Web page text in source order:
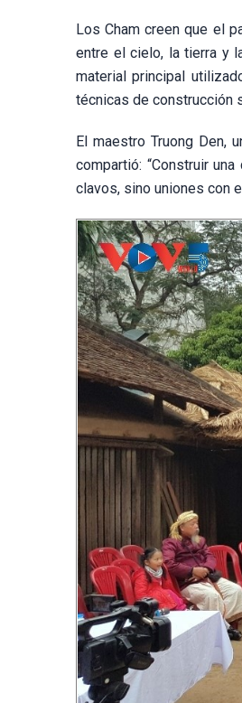
Los Cham creen que el
entre el cielo, la tierra y
material principal
técnicas de construcción
El maestro Truong Den,
compartió: “Construir
clavos, sino uniones con